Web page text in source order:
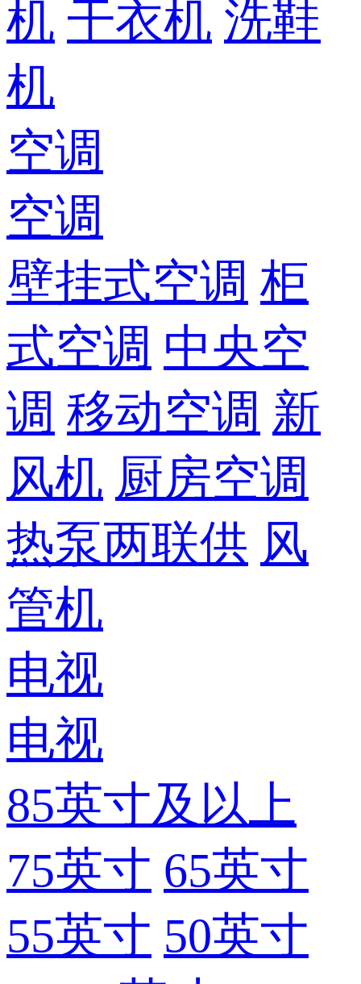
机 干衣机 洗鞋
机
空调
空调
壁挂式空调 柜
式空调 中央空
调 移动空调 新
风机 厨房空调
热泵两联供 风
管机
电视
电视
85英寸及以上
75英寸 65英寸
55英寸 50英寸